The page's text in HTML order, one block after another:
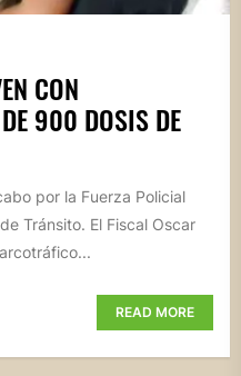
CON
900 DOSIS DE
por la Fuerza Policial
Tránsito. El Fiscal Oscar
READ MORE